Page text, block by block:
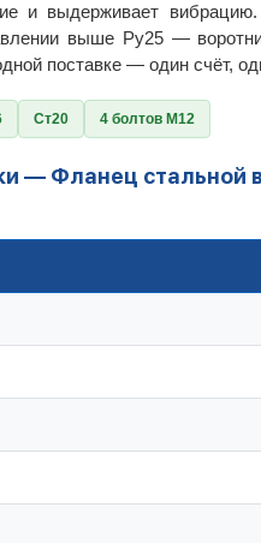
и выдерживает
выше Ру25 —
поставке — один счёт,
Ст20 4 болтов М12
— Фланец